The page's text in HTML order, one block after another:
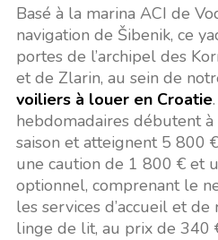
Basé à la marina ACI de
navigation de Šibenik, ce
portes de l’archipel des
et de Zlarin, au sein de
voiliers à louer en Croatie
hebdomadaires débutent
saison et atteignent 5 800
une caution de 1 800 € et
optionnel, comprenant le
les services d’accueil et
linge de lit, au prix de 340